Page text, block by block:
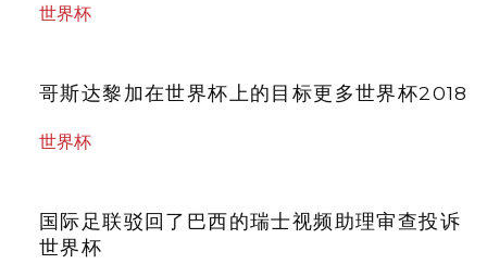
世界杯
哥斯达黎加在世界杯上的目标更多世界杯2018
世界杯
国际足联驳回了巴西的瑞士视频助理审查投诉
世界杯